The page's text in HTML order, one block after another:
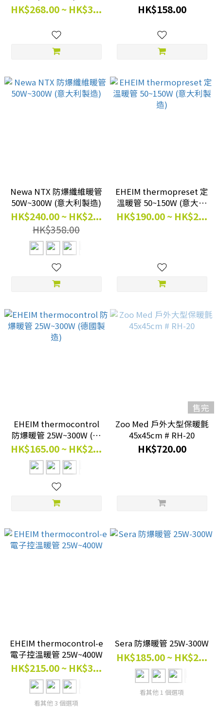
HK$268.00 ~ HK$3... HK$158.00
Newa NTX 防爆纖維暖管
50W~300W (意大利製造)
HK$240.00 ~ HK$2...
HK$358.00
EHEIM thermopreset 定
溫暖管 50~150W (意大利
製造)
HK$190.00 ~ HK$2...
EHEIM thermocontrol
防爆暖管 25W~300W (德
國製造)
HK$165.00 ~ HK$2...
售完
Zoo Med 戶外大型保暖氈
45x45cm # RH-20
HK$720.00
EHEIM thermocontrol-e
電子控溫暖管 25W~400W
HK$215.00 ~ HK$3...
看其他 3 個選項
Sera 防爆暖管 25W-300W
HK$185.00 ~ HK$2...
看其他 1 個選項